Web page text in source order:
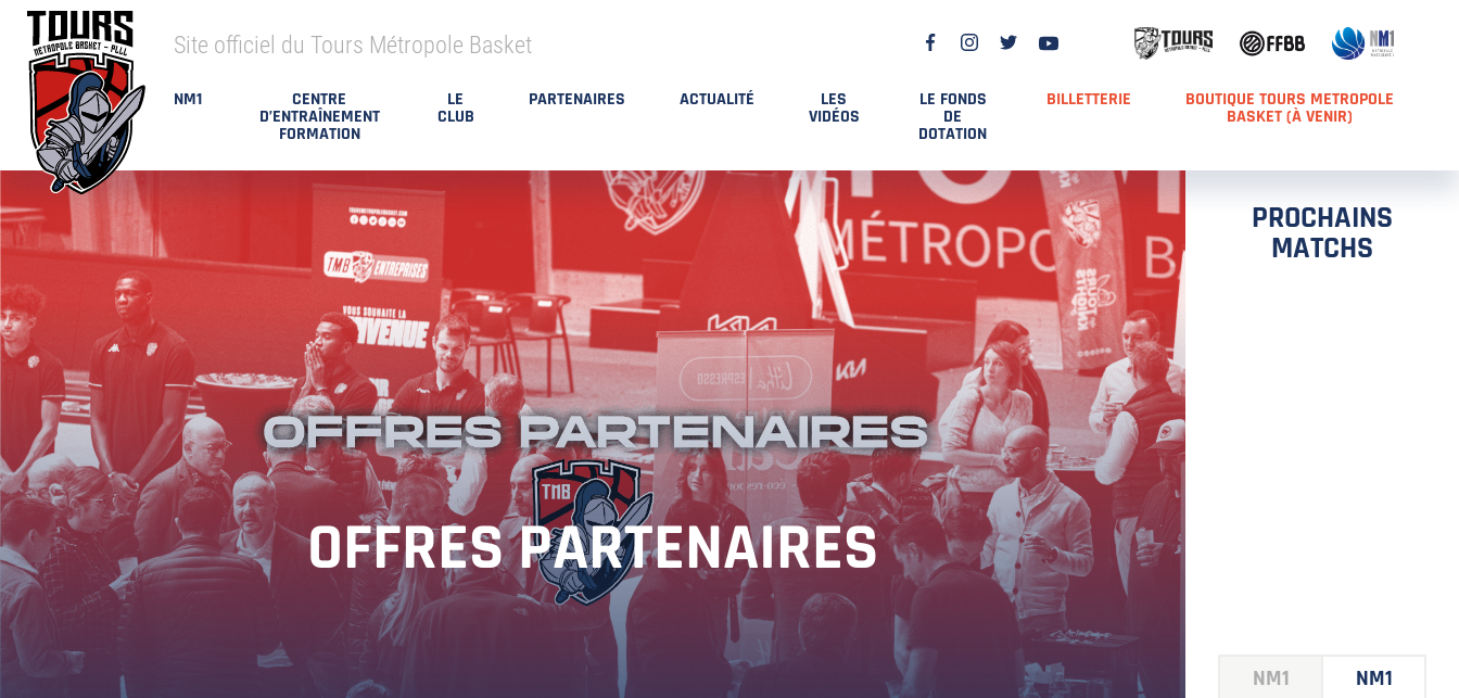
Site officiel du Tours Métropole Basket
NM1 CENTRE
D’ENTRAÎNEMENT
FORMATION
LE
CLUB
PARTENAIRES ACTUALITÉ LES
VIDÉOS
LE FONDS
DE
DOTATION
BILLETTERIE BOUTIQUE TOURS METROPOLE
BASKET (À VENIR)
OFFRES PARTENAIRES
PROCHAINS
MATCHS
NM1 NM1